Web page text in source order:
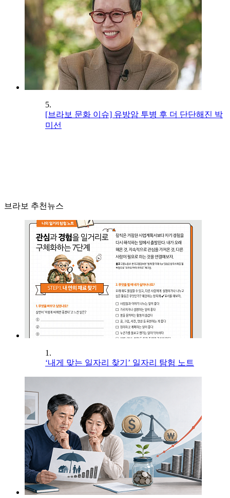
5.
[브라보 문화 이슈] 유방암 투병 후 더 단단해진 박
미선
브라보 추천뉴스
1.
‘내게 맞는 일자리 찾기’ 일자리 탐험 노트